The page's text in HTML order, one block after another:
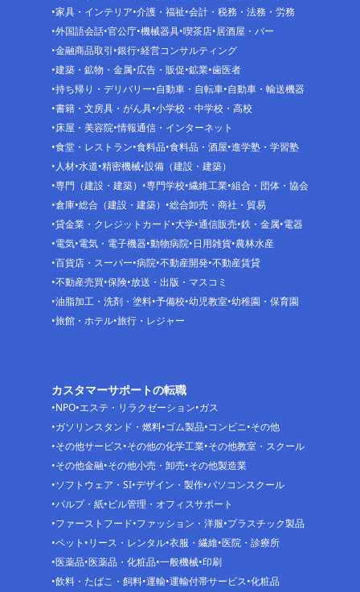
家具・インテリア 介護・福祉 会計・税務・法務・労務
外国語会話 官公庁 機械器具 喫茶店 居酒屋・バー
金融商品取引 銀行 経営コンサルティング
建築・鉱物・金属 広告・販促 鉱業 歯医者
持ち帰り・デリバリー 自動車・自転車 自動車・輸送機器
書籍・文房具・がん具 小学校・中学校・高校
床屋・美容院 情報通信・インターネット
食堂・レストラン 食料品 食料品・酒屋 進学塾・学習塾
人材 水道 精密機械 設備（建設・建築）
専門（建設・建築）
専門学校 繊維工業 組合・団体・協会
倉庫 総合（建設・建築）
総合卸売・商社・貿易
貸金業・クレジットカード 大学 通信販売 鉄・金属 電器
電気 電気・電子機器 動物病院 日用雑貨 農林水産
百貨店・スーパー 病院 不動産開発 不動産賃貸
不動産売買 保険 放送・出版・マスコミ
油脂加工・洗剤・塗料 予備校 幼児教室 幼稚園・保育園
旅館・ホテル 旅行・レジャー
カスタマーサポートの転職
NPO エステ・リラクゼーション ガス
ガソリンスタンド・燃料 ゴム製品 コンビニ その他
その他サービス その他の化学工業 その他教室・スクール
その他金融 その他小売・卸売 その他製造業
ソフトウェア・SI デザイン・製作 パソコンスクール
パルプ・紙 ビル管理・オフィスサポート
ファーストフード ファッション・洋服 プラスチック製品
ペット リース・レンタル 衣服・繊維 医院・診療所
医薬品 医薬品・化粧品 一般機械 印刷
飲料・たばこ・飼料 運輸 運輸付帯サービス 化粧品